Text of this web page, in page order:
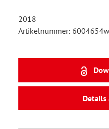
2018
Artikelnummer: 6004654w
Details